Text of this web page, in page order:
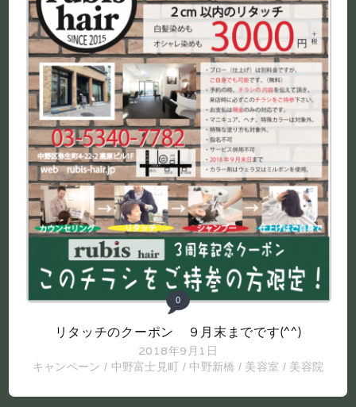
0
リタッチのクーポン ９月末までです(^^)
2018年9月1日
キャンペーン / 中野富士見町 / 中野新橋 / 美容室 / 美容院